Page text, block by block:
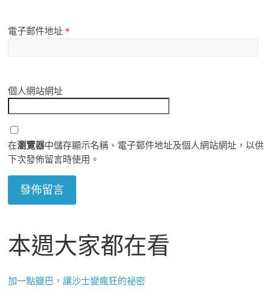
電子郵件地址 *
個人網站網址
在瀏覽器中儲存顯示名稱、電子郵件地址及個人網站網址，以供
下次發佈留言時使用。
本週大家都在看
加一點鹽巴，讓沙士變瘋狂的祕密